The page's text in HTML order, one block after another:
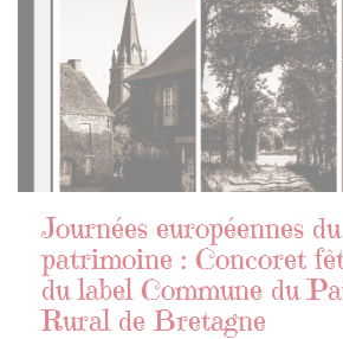
Journées européennes du
patrimoine : Concoret
du label Commune du
Rural de Bretagne